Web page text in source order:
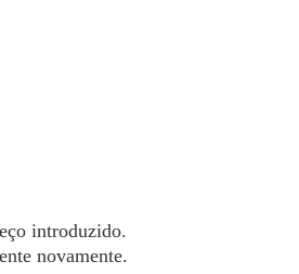
introduzido.
novamente.